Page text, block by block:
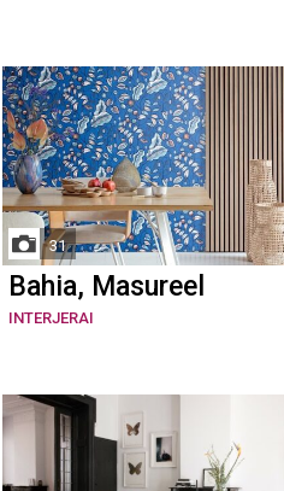
31
Bahia, Masureel
INTERJERAI